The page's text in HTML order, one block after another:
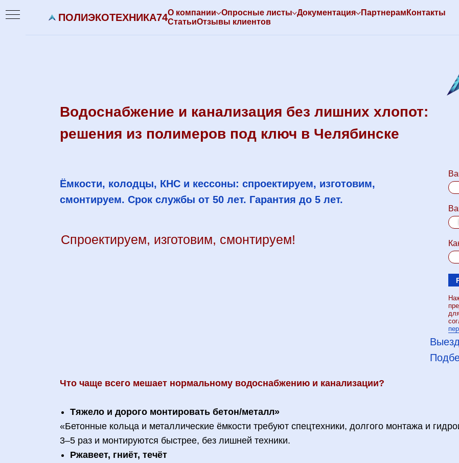
ПОЛИЭКОТЕХНИКА74О компании Опросные листы Документация Партнерам Контакты
СтатьиОтзывы клиентов
Водоснабжение и канализация без лишних хлопот:
решения из полимеров под ключ в Челябинске
Ёмкости, колодцы, КНС и кессоны: спроектируем, изготовим,
смонтируем. Срок службы от 50 лет. Гарантия до 5 лет.
Спроектируем, изготовим, смонтируем!
Что чаще всего мешает нормальному водоснабжению и канализации?
Тяжело и дорого монтировать бетон/металл»
«Бетонные кольца и металлические ёмкости требуют спецтехники, долгого монтажа и
3–5 раз и монтируются быстрее, без лишней техники.
Ржавеет, гниёт, течёт